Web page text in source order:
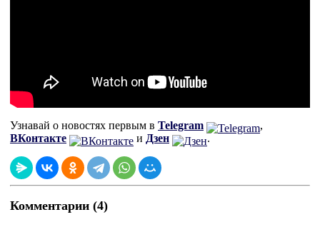
Узнавай о новостях первым в Telegram
,
ВКонтакте
и Дзен .
Комментарии (4)